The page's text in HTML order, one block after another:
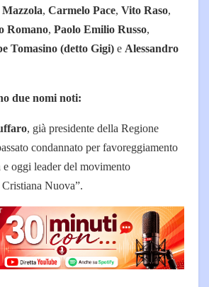
, Carmelo Pace, Vito Raso,
Romano, Paolo Emilio Russo,
Tomasino (detto Gigi) e Alessandro
due nomi noti:
, già presidente della Regione
condannato per favoreggiamento
e oggi leader del movimento
Nuova”.